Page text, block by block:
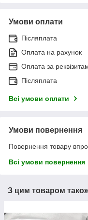
Умови оплати
Післяплата
Оплата на рахунок
Оплата за
Післяплата
Всі умови оплати
Умови повернення
Повернення товару
Всі умови повернення
З цим товаром